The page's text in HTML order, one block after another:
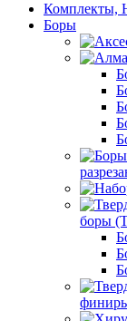
Комплекты,
Боры
боры